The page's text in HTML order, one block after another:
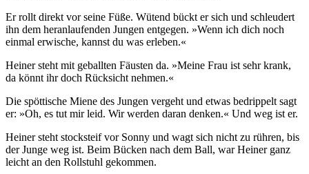
Er rollt direkt vor seine Füße. Wütend bückt er sich und schleudert
ihn dem heranlaufenden Jungen entgegen. »Wenn ich dich noch
einmal erwische, kannst du was erleben.«
Heiner steht mit geballten Fäusten da. »Meine Frau ist sehr krank,
da könnt ihr doch Rücksicht nehmen.«
Die spöttische Miene des Jungen vergeht und etwas bedrippelt sagt
er: »Oh, es tut mir leid. Wir werden daran denken.« Und weg ist er.
Heiner steht stocksteif vor Sonny und wagt sich nicht zu rühren, bis
der Junge weg ist. Beim Bücken nach dem Ball, war Heiner ganz
leicht an den Rollstuhl gekommen.